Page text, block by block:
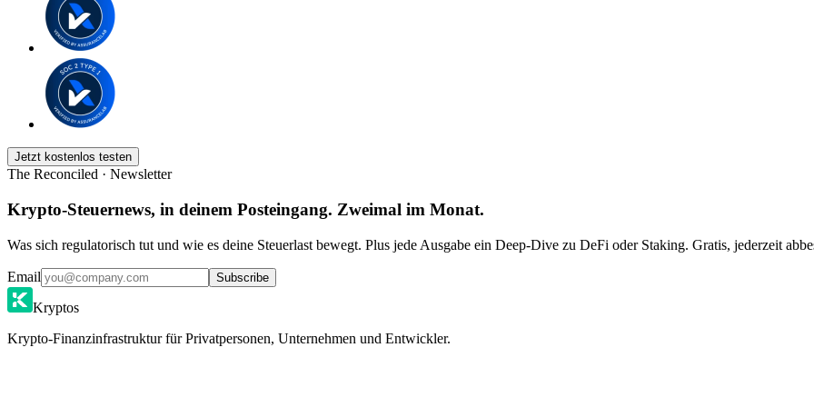
Jetzt kostenlos testen
The Reconciled · Newsletter
Krypto-Steuernews, in deinem Posteingang. Zweimal im Monat.
Was sich regulatorisch tut und wie es deine Steuerlast bewegt. Plus jede Ausgabe ein Deep-Dive zu DeFi oder Staking. Gratis, jederzeit
Email Subscribe
Kryptos
Krypto-Finanzinfrastruktur für Privatpersonen, Unternehmen und Entwickler.